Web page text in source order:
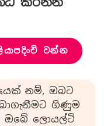
වන්න
නම්, ඔබට
ගිණුම
ඔබේ ලොයල්ටි